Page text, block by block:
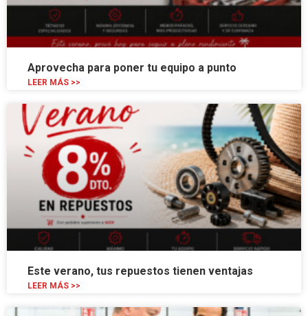
Aprovecha para poner tu equipo a punto
LEER MÁS >>
Este verano, tus repuestos tienen ventajas
LEER MÁS >>